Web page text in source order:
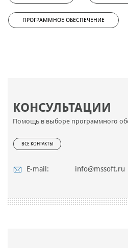
КОНСУЛЬТАЦИИ
Помощь в выборе программного
ВСЕ КОНТАКТЫ
E-mail: info@mssoft.ru
ПРОГРАММНОЕ ОБЕСПЕЧЕНИЕ